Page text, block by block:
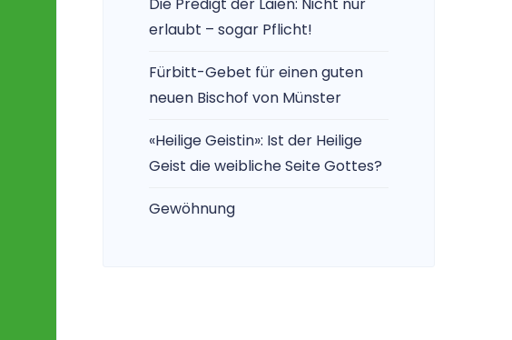
erlaubt – sogar Pflicht!
Fürbitt-Gebet für einen guten
neuen Bischof von Münster
«Heilige Geistin»: Ist der Heilige
Geist die weibliche Seite Gottes?
Gewöhnung